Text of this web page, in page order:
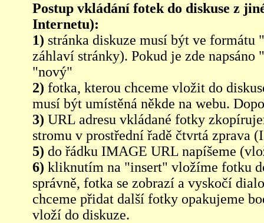
Postup vkládání fotek do diskuse z
Internetu):
1) stránka diskuze musí být ve
záhlaví stránky). Pokud je zde
"nový"
2) fotka, kterou chceme vložit do
musí být umístěná někde na webu.
3) URL adresu vkládané fotky
stromu v prostřední řadě čtvrtá zprava
5) do řádku IMAGE URL napíšeme
6) kliknutím na "insert" vložíme fotku
správně, fotka se zobrazí a vyskočí
chceme přidat další fotky opakujeme
vloží do diskuze.